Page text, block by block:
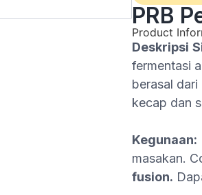
PRB
Product
Deskripsi
fermentasi
berasal dari
kecap dan
Kegunaan:
masakan.
fusion.